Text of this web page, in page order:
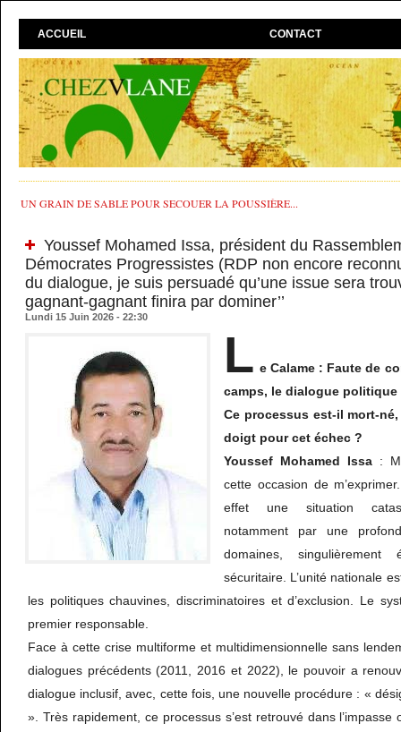
ACCUEIL CONTACT
UN GRAIN DE SABLE POUR SECOUER LA POUSSIÈRE...
Youssef Mohamed Issa, président du
Démocrates Progressistes (RDP non encore
du dialogue, je suis persuadé qu’une issue sera
gagnant-gagnant finira par dominer’’
Lundi 15 Juin 2026 - 22:30
L e Calame : Faute de
camps, le dialogue
Ce processus est-il mort-
doigt pour cet échec ?
Youssef Mohamed Issa:
cette occasion de
effet une situation
notamment par une
domaines, singulièrement
sécuritaire. L’unité nationale
les politiques chauvines, discriminatoires et d’exclusion. Le
premier responsable.
Face à cette crise multiforme et multidimensionnelle sans
dialogues précédents (2011, 2016 et 2022), le pouvoir a
dialogue inclusif, avec, cette fois, une nouvelle procédure : «
». Très rapidement, ce processus s’est retrouvé dans